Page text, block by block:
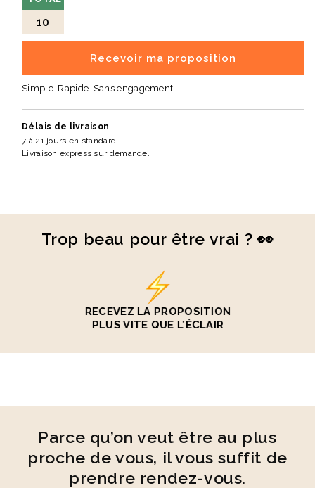
10
Recevoir ma proposition
Simple. Rapide. Sans engagement.
Délais de livraison
7 à 21 jours en standard.
Livraison express sur demande.
Trop beau pour être vrai ? 👀
RECEVEZ LA PROPOSITION
PLUS VITE QUE L’ÉCLAIR
Parce qu’on veut être au plus
proche de vous, il vous suffit de
prendre rendez-vous.